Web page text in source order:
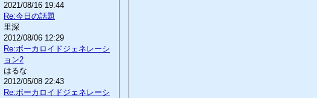
2021/08/16 19:44
Re:今日の話題
里深
2012/08/06 12:29
Re:ボーカロイドジェネレーシ
ョン2
はるな
2012/05/08 22:43
Re:ボーカロイドジェネレーシ